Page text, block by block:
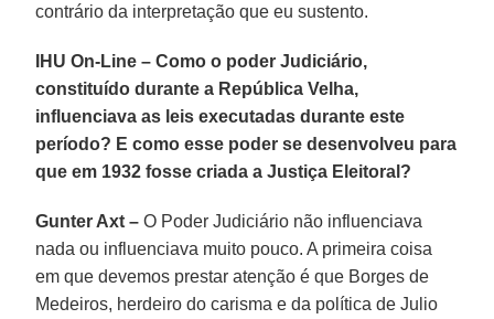
contrário da interpretação que eu sustento.
IHU On-Line – Como o poder Judiciário,
constituído durante a República Velha,
influenciava as leis executadas durante este
período? E como esse poder se desenvolveu para
que em 1932 fosse criada a Justiça Eleitoral?
Gunter Axt – O Poder Judiciário não influenciava
nada ou influenciava muito pouco. A primeira coisa
em que devemos prestar atenção é que Borges de
Medeiros, herdeiro do carisma e da política de Julio